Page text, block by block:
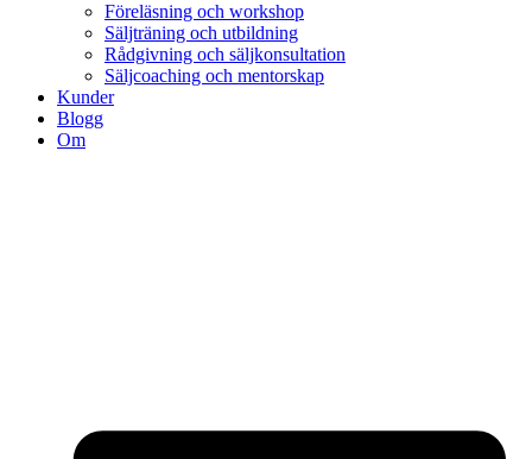
Föreläsning och workshop
Säljträning och utbildning
Rådgivning och säljkonsultation
Säljcoaching och mentorskap
Kunder
Blogg
Om